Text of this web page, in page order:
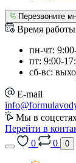
Перезвоните
Время работы
пн-чт:
пт: 9:00-
сб-вс:
E-mail
Мы в
Перейти в
0
0 0